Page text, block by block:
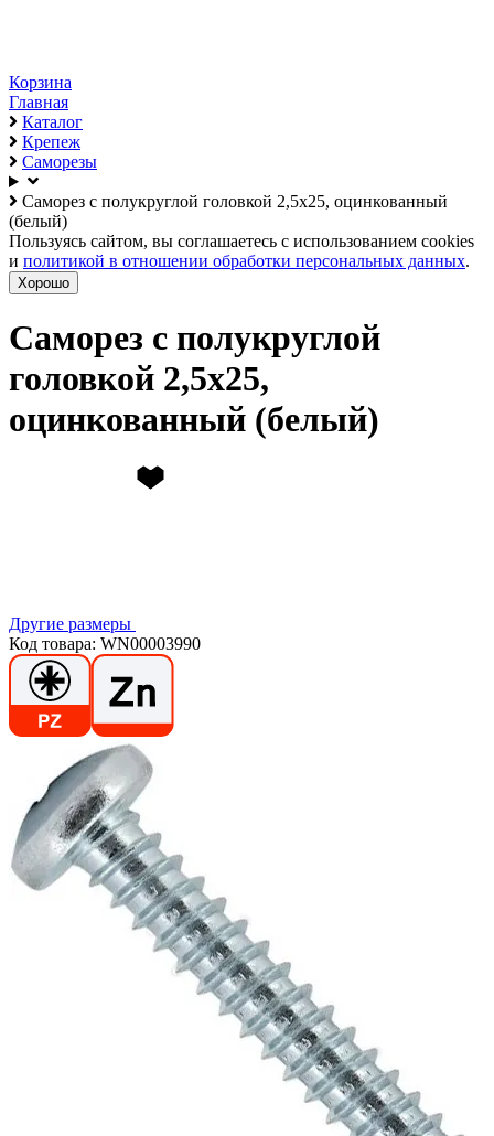
Корзина
Главная
Каталог
Крепеж
Саморезы
Саморез с полукруглой головкой 2,5х25, оцинкованный
(белый)
Пользуясь сайтом, вы соглашаетесь с использованием cookies
и политикой в отношении обработки персональных данных.
Хорошо
Саморез с полукруглой
головкой 2,5х25,
оцинкованный (белый)
Другие размеры
Код товара: WN00003990